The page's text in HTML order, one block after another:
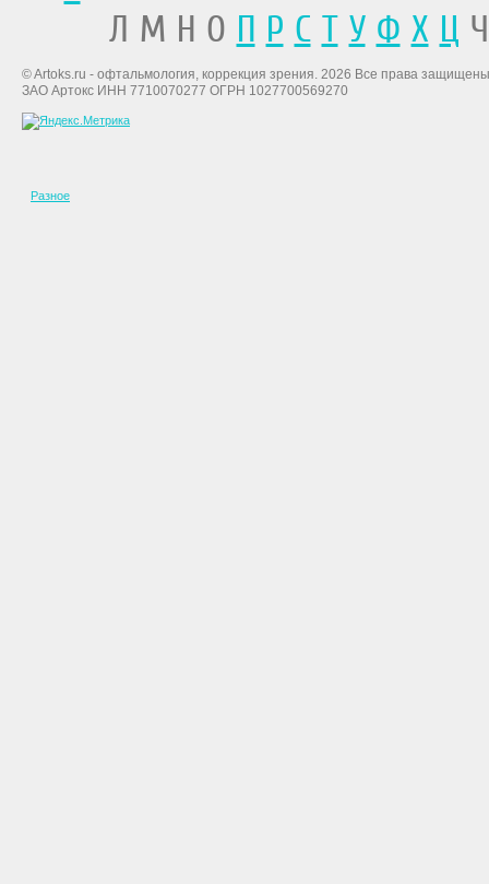
Л М Н О П Р С Т У Ф Х Ц
© Artoks.ru - офтальмология, коррекция зрения. 2026 Все права
ЗАО Артокс ИНН 7710070277 ОГРН 1027700569270
Разное